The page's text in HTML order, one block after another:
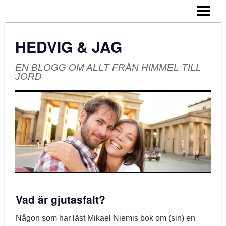
HEDVIG & JAG
EN BLOGG OM ALLT FRÅN HIMMEL TILL
JORD
Vad är gjutasfalt?
Någon som har läst Mikael Niemis bok om (sin) en